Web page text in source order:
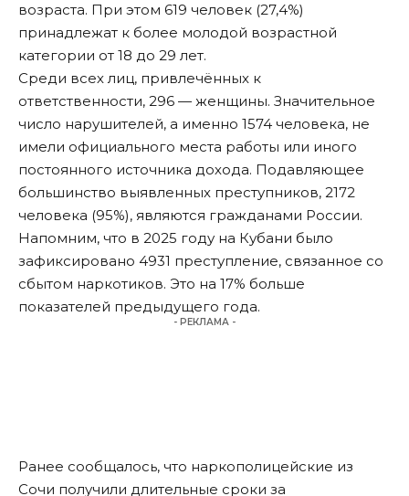
возраста. При этом 619 человек (27,4%)
принадлежат к более молодой возрастной
категории от 18 до 29 лет.
Среди всех лиц, привлечённых к
ответственности, 296 — женщины. Значительное
число нарушителей, а именно 1574 человека, не
имели официального места работы или иного
постоянного источника дохода. Подавляющее
большинство выявленных преступников, 2172
человека (95%), являются гражданами России.
Напомним, что в 2025 году на Кубани было
зафиксировано 4931 преступление, связанное со
сбытом наркотиков. Это на 17% больше
показателей предыдущего года.
- РЕКЛАМА -
Ранее сообщалось, что наркополицейские из
Сочи получили длительные сроки за